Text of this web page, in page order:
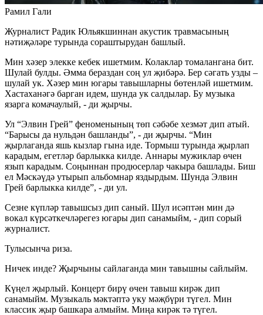
Рамил Гали
Журналист Радик Юльякшиннан акустик травмасының
нәтиҗәләре турында сораштырудан башлый.
Мин хәзер элекке кебек ишетмим. Колаклар томалангана бит.
Шулай булды. Әмма бераздан соң ул җибәрә. Бер сәгать узды –
шулай ук. Хәзер мин югары тавышларны бөтенләй ишетмим.
Хастаханәгә барган идем, шунда ук салдылар. Бу музыка
язарга комачаулый, - ди җырчы.
Ул “Элвин Грей” феноменының төп сәбәбе хезмәт дип атый.
“Барысы да нульдән башланды”, - ди җырчы. “Мин
җырлаганда яшь кызлар гына иде. Тормыш турында җырлап
карадым, егетләр барлыкка килде. Аннары мужиклар өчен
язып карадым. Соңыннан продюсерлар чакыра башлады. Биш
ел Мәскәүдә утырып альбомнар яздырдым. Шунда Элвин
Грей барлыкка килде”, - ди ул.
Сезне күпләр тавышсыз дип саный. Шул исәптән мин дә
вокал күрсәткечләрегез югары дип санамыйм, - дип сорый
журналист.
Тулысынча риза.
Ничек инде? Җырчыны сайлаганда мин тавышны сайлыйм.
Күңел җырлый. Концерт бирү өчен тавыш кирәк дип
санамыйм. Музыкаль мәктәптә уку мәҗбүри түгел. Мин
классик җыр башкара алмыйм. Миңа кирәк тә түгел.